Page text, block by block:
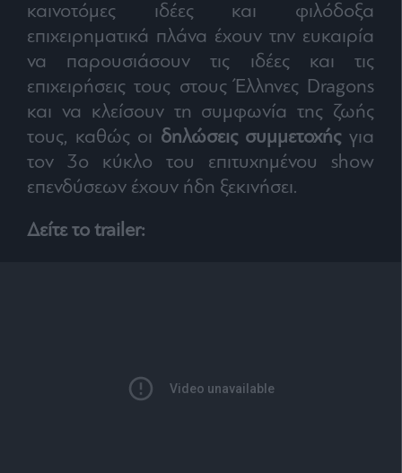
καινοτόμες ιδέες και φιλόδοξα
επιχειρηματικά πλάνα έχουν την ευκαιρία
να παρουσιάσουν τις ιδέες και τις
επιχειρήσεις τους στους Έλληνες Dragons
και να κλείσουν τη συμφωνία της ζωής
τους, καθώς οι δηλώσεις συμμετοχήςγια
τον 3ο κύκλο του επιτυχημένου show
επενδύσεων έχουν ήδη ξεκινήσει.
Δείτε το trailer: